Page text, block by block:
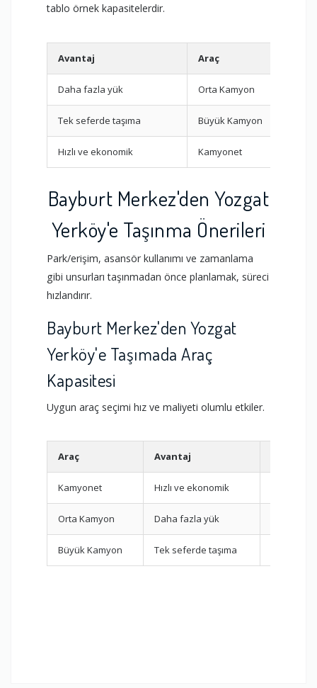
tablo örnek kapasitelerdir.
Avantaj Araç
Daha fazla yük Orta Kamyon
Tek seferde taşıma Büyük Kamyon
Hızlı ve ekonomik Kamyonet
Bayburt Merkez'den Yozgat
Yerköy'e Taşınma Önerileri
Park/erişim, asansör kullanımı ve zamanlama
gibi unsurları taşınmadan önce planlamak, süreci
hızlandırır.
Bayburt Merkez'den Yozgat
Yerköy'e Taşımada Araç
Kapasitesi
Uygun araç seçimi hız ve maliyeti olumlu etkiler.
Araç Avantaj
Kamyonet Hızlı ve ekonomik
Orta Kamyon Daha fazla yük
Büyük Kamyon Tek seferde taşıma